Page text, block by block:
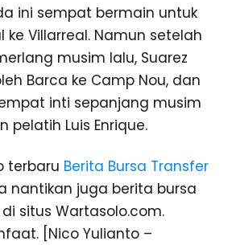
ini sempat bermain untuk
ke Villarreal. Namun setelah
musim lalu, Suarez
Barca ke Camp Nou, dan
inti sepanjang musim
pelatih Luis Enrique.
terbaru Berita Bursa Transfer
nantikan juga berita bursa
situs Wartasolo.com.
[Nico Yulianto –